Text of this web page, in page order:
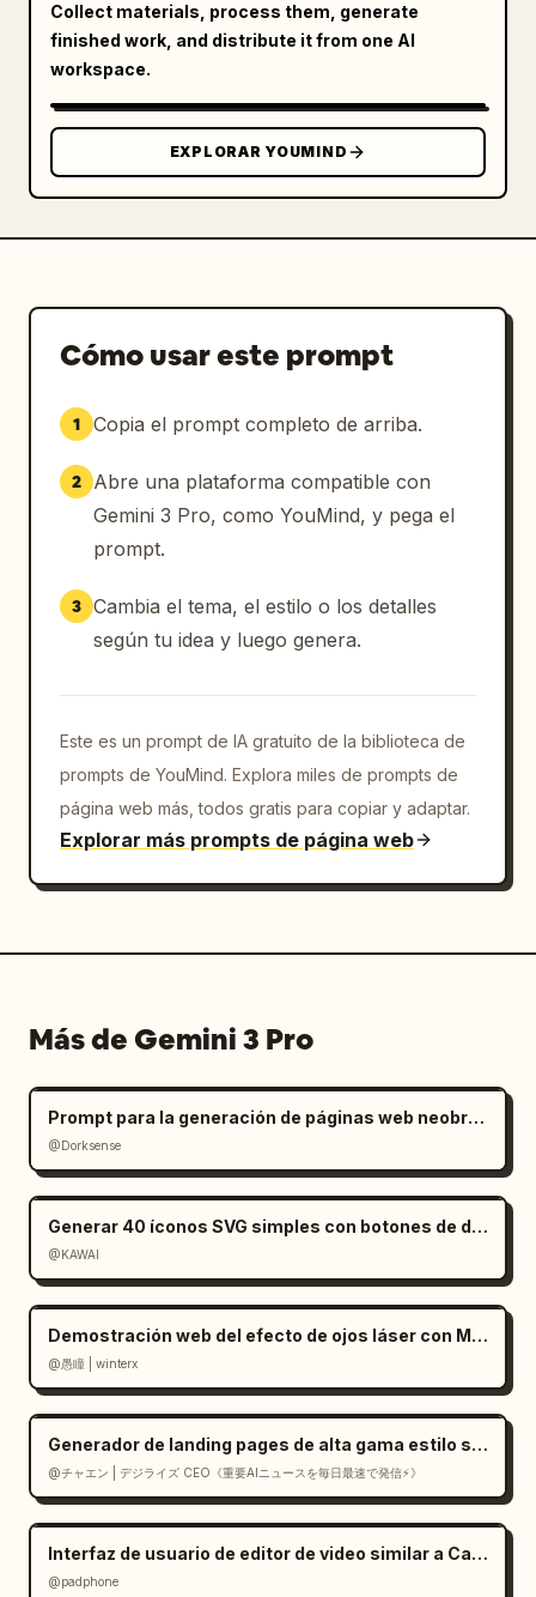
Collect materials, process them, generate
finished work, and distribute it from one AI
workspace.
EXPLORAR YOUMIND
Cómo usar este prompt
1 Copia el prompt completo de arriba.
2
Abre una plataforma compatible con
Gemini 3 Pro, como YouMind, y pega el
prompt.
3 Cambia el tema, el estilo o los detalles
según tu idea y luego genera.
Este es un prompt de IA gratuito de la biblioteca de
prompts de YouMind. Explora miles de prompts de
página web más, todos gratis para copiar y adaptar.
Explorar más prompts de página web
Más de Gemini 3 Pro
Prompt para la generación de páginas web neobrutalistas
@Dorksense
Generar 40 íconos SVG simples con botones de descarga
@KAWAI
Demostración web del efecto de ojos láser con Mediapipe y Three.js
@愚瞳 | winterx
Generador de landing pages de alta gama estilo suizo en React
@チャエン | デジライズ CEO《重要AIニュースを毎日最速で発信⚡️》
Interfaz de usuario de editor de video similar a CapCut en Gemini
@padphone